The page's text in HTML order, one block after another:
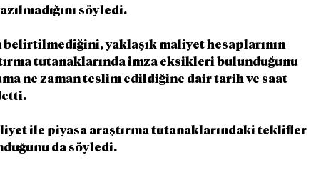
söyledi.
yaklaşık maliyet hesaplarının
tutanaklarında imza eksikleri bulunduğunu
ne zaman teslim edildiğine dair tarih ve saat
ile piyasa araştırma tutanaklarındaki teklifler
da söyledi.